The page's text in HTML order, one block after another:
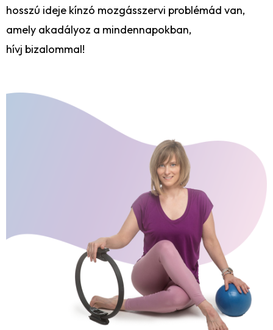
hosszú ideje kínzó mozgásszervi problémád van,
amely akadályoz a mindennapokban,
hívj bizalommal!